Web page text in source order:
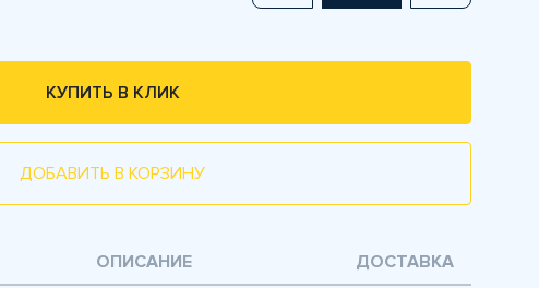
КУПИТЬ В КЛИК
ДОБАВИТЬ В КОРЗИНУ
ОПИСАНИЕ ДОСТАВКА